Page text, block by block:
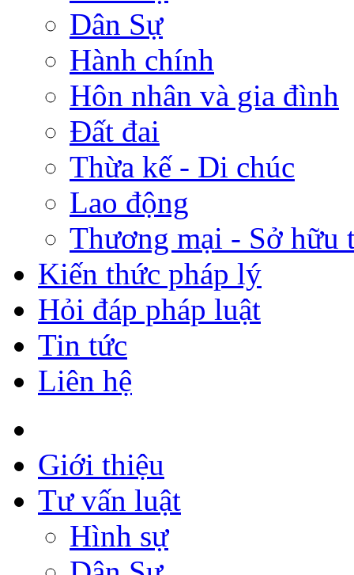
Dân Sự
Hành chính
Hôn nhân và gia đình
Đất đai
Thừa kế - Di chúc
Lao động
Thương mại - Sở hữu
Kiến thức pháp lý
Hỏi đáp pháp luật
Tin tức
Liên hệ
Giới thiệu
Tư vấn luật
Hình sự